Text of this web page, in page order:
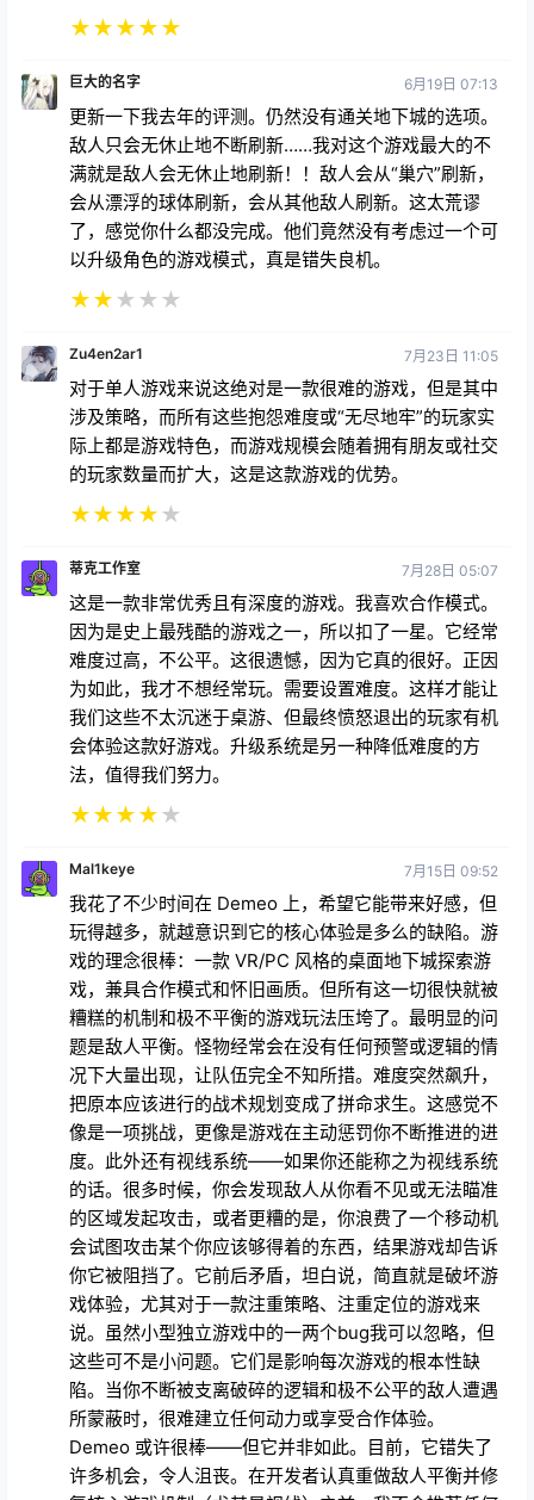
这是一款适合和朋友们一起玩，享受轻松夜晚的游戏。
人入胜的原因。这款游戏并非旨在打造刺激的战斗，也
并非第一次就能轻松通关。如果你喜欢D&D的战斗，
或者玩过桌游《英雄任务》，那么这款游戏绝对适合
你。我一直渴望看到更多这样的游戏，所以看到他们宣
布与D&D合作推出新游戏，我非常兴奋。我只希望它
能有更多战役，或许还能有更多剧情。
★★★★★
更新一下我去年的评测。仍然没有通关地下城的选项。
敌人只会无休止地不断刷新……我对这个游戏最大的不
满就是敌人会无休止地刷新！！敌人会从“巢穴”刷新，
会从漂浮的球体刷新，会从其他敌人刷新。这太荒谬
了，感觉你什么都没完成。他们竟然没有考虑过一个可
Zu4en2ar1 7月23日 11:05
对于单人游戏来说这绝对是一款很难的游戏，但是其中
涉及策略，而所有这些抱怨难度或“无尽地牢”的玩家实
际上都是游戏特色，而游戏规模会随着拥有朋友或社交
的玩家数量而扩大，这是这款游戏的优势。
★★★★★
蒂克工作室
因为是史上最残酷的游戏之一，所以扣了一星。它经常
难度过高，不公平。这很遗憾，因为它真的很好。正因
为如此，我才不想经常玩。需要设置难度。这样才能让
我们这些不太沉迷于桌游、但最终愤怒退出的玩家有机
会体验这款好游戏。升级系统是另一种降低难度的方
法，值得我们努力。
★★★★★
Mal1keye 7月15日 09:52
我花了不少时间在 Demeo 上，希望它能带来好感，但
玩得越多，就越意识到它的核心体验是多么的缺陷。游
戏的理念很棒：一款 VR/PC 风格的桌面地下城探索游
戏，兼具合作模式和怀旧画质。但所有这一切很快就被
糟糕的机制和极不平衡的游戏玩法压垮了。最明显的问
题是敌人平衡。怪物经常会在没有任何预警或逻辑的情
况下大量出现，让队伍完全不知所措。难度突然飙升，
把原本应该进行的战术规划变成了拼命求生。这感觉不
像是一项挑战，更像是游戏在主动惩罚你不断推进的进
度。此外还有视线系统——如果你还能称之为视线系统
的话。很多时候，你会发现敌人从你看不见或无法瞄准
的区域发起攻击，或者更糟的是，你浪费了一个移动机
会试图攻击某个你应该够得着的东西，结果游戏却告诉